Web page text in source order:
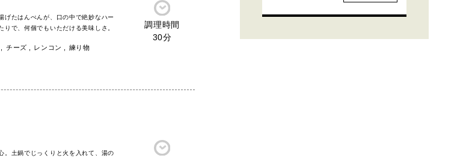
げたはんぺんが、口の中で絶妙なハー
で、何個でもいただける美味しさ。
チーズ レンコン 練り物
調理時間
30分
。土鍋でじっくりと火を入れて、湯の